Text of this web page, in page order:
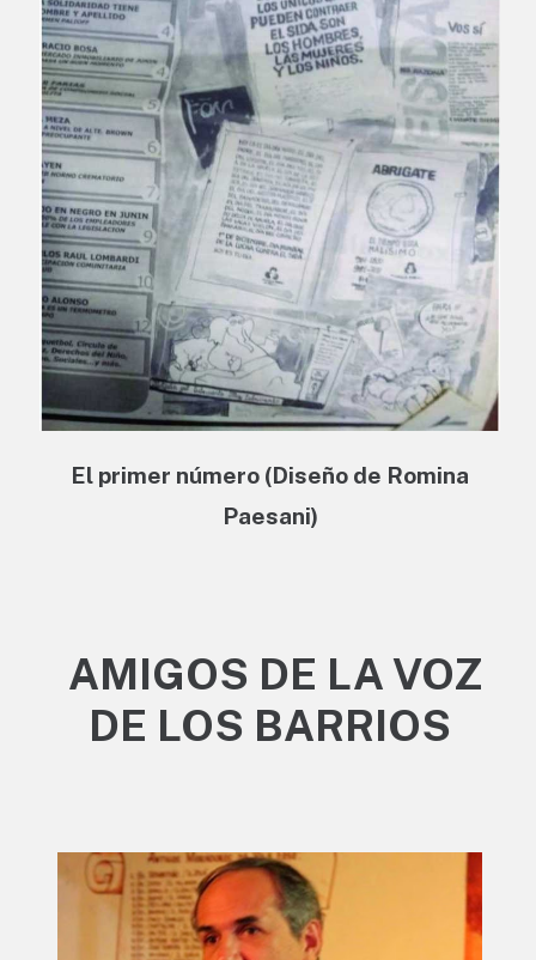
El primer número (Diseño de Romina
Paesani)
AMIGOS DE LA VOZ
DE LOS BARRIOS